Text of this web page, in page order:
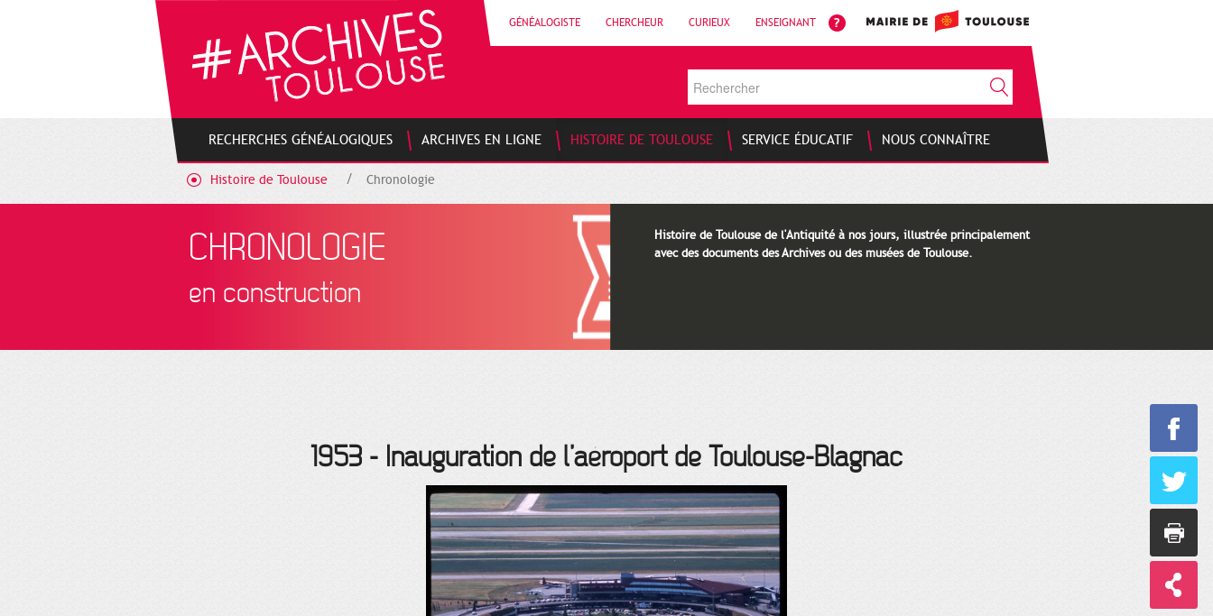
GÉNÉALOGISTE CHERCHEUR CURIEUX ENSEIGNANT
RECHERCHES GÉNÉALOGIQUES ARCHIVES EN LIGNE HISTOIRE DE TOULOUSE SERVICE ÉDUCATIF NOUS CONNAÎTRE
Histoire de Toulouse Chronologie
CHRONOLOGIE
en construction
Histoire de Toulouse de l'Antiquité à nos jours, illustrée principalement
avec des documents des Archives ou des musées de Toulouse.
1953 - Inauguration de l’aéroport de Toulouse-Blagnac
Cookies management panel